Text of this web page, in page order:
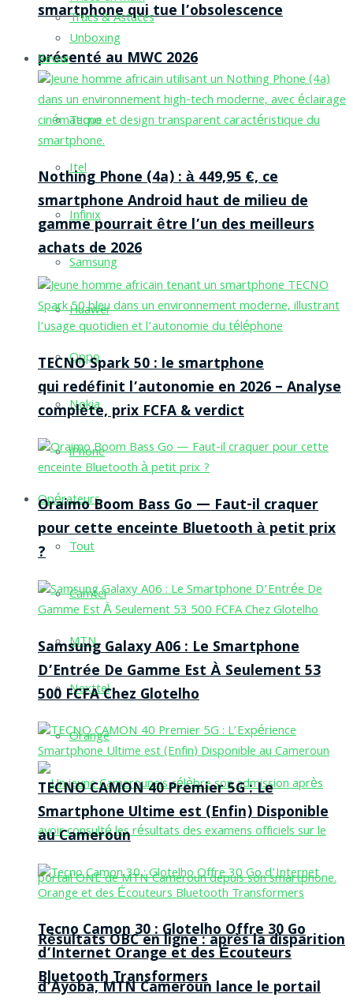
smartphone qui tue l’obsolescence
présenté au MWC 2026
Tecno
Itel
Infinix
Samsung
Huawei
Oppo
Nokia
iPhone
Opérateurs
Tout
Camtel
MTN
Nexttel
Orange
Résultats OBC en ligne : après la disparition
d’Ayoba, MTN Cameroun lance le portail
Trucs & Astuces
Unboxing
Revue
Nothing Phone (4a) : à 449,95 €, ce
smartphone Android haut de milieu de
gamme pourrait être l’un des meilleurs
achats de 2026
TECNO Spark 50 : le smartphone
qui redéfinit l’autonomie en 2026 – Analyse
complète, prix FCFA & verdict
Oraimo Boom Bass Go — Faut-il craquer
pour cette enceinte Bluetooth à petit prix
?
Samsung Galaxy A06 : Le Smartphone
D’Entrée De Gamme Est À Seulement 53
500 FCFA Chez Glotelho
TECNO CAMON 40 Premier 5G : Le
Smartphone Ultime est (Enfin) Disponible
au Cameroun
Tecno Camon 30 : Glotelho Offre 30 Go
d’Internet Orange et des Écouteurs
Bluetooth Transformers